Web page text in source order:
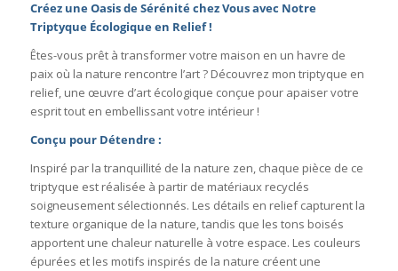
Créez une Oasis de Sérénité chez Vous avec Notre
Triptyque Écologique en Relief !
Êtes-vous prêt à transformer votre maison en un havre de
paix où la nature rencontre l’art ? Découvrez mon triptyque en
relief, une œuvre d’art écologique conçue pour apaiser votre
esprit tout en embellissant votre intérieur !
Conçu pour Détendre :
Inspiré par la tranquillité de la nature zen, chaque pièce de ce
triptyque est réalisée à partir de matériaux recyclés
soigneusement sélectionnés. Les détails en relief capturent la
texture organique de la nature, tandis que les tons boisés
apportent une chaleur naturelle à votre espace. Les couleurs
épurées et les motifs inspirés de la nature créent une